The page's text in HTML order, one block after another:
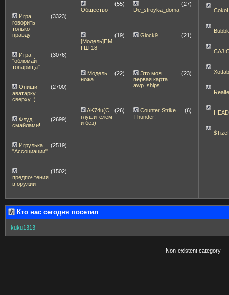
Игра
говорить
только
правду
(3323)
Игра
"обломай
товарища"
(3076)
Опиши
аватарку
сверху :)
(2700)
Флуд
смайлами!
(2699)
Игрулька
"Ассоциации"
(2519)
предпочтения
в оружии
(1502)
Общество
(55)
De_stroyka_doma
(27)
[Модель]ПМ
ГШ-18
(19) Glock9 (21)
Модель
ножа
(22)
Это моя
первая карта
awp_ships
(23)
AK74u(С
глушителем
и без)
(26)
Counter Strike
Thunder!
(6)
Кто нас сегодня посетил
kuku1313
Non-existent category